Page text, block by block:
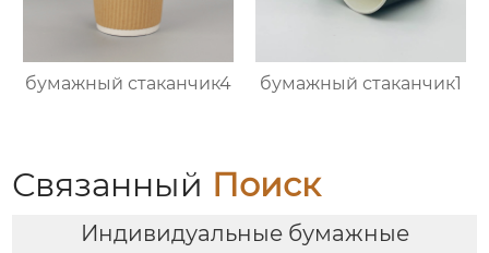
бумажный стаканчик4 бумажный стаканчик1
Связанный Поиск
Индивидуальные бумажные